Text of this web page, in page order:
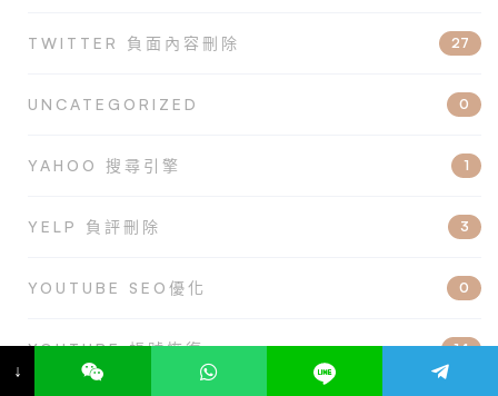
TWITTER 負面內容刪除 27
UNCATEGORIZED 0
YAHOO 搜尋引擎 1
YELP 負評刪除 3
YOUTUBE SEO優化 0
YOUTUBE 帳號恢復 14
↓